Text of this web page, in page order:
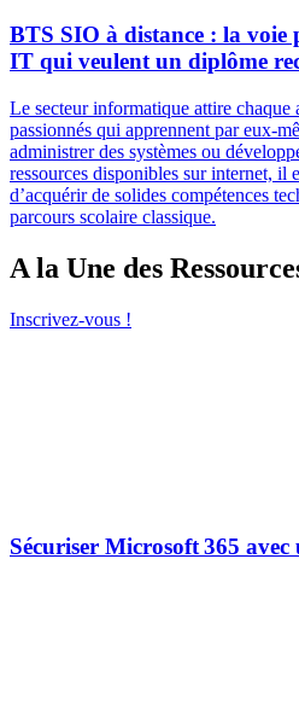
BTS SIO à distance : la voie
IT qui veulent un diplôme
Le secteur informatique attire chaque
passionnés qui apprennent par eux-
administrer des systèmes ou
ressources disponibles sur internet, il
d’acquérir de solides compétences
parcours scolaire classique.
A la Une des
Inscrivez-vous !
Sécuriser Microsoft 365 avec